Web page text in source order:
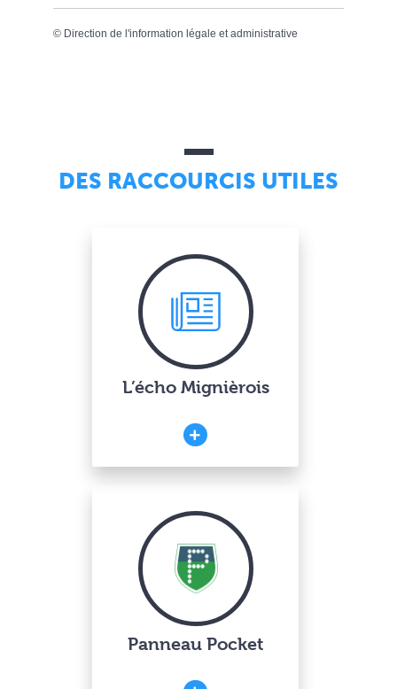
© Direction de l'information légale et administrative
DES RACCOURCIS UTILES
L’écho Mignièrois
Panneau Pocket